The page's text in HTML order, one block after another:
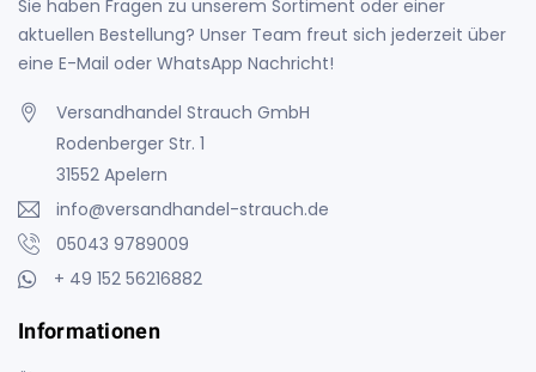
Sie haben Fragen zu unserem Sortiment oder einer
aktuellen Bestellung? Unser Team freut sich jederzeit über
eine E-Mail oder WhatsApp Nachricht!
Versandhandel Strauch GmbH
Rodenberger Str. 1
31552 Apelern
info@versandhandel-strauch.de
05043 9789009
+ 49 152 56216882
Informationen